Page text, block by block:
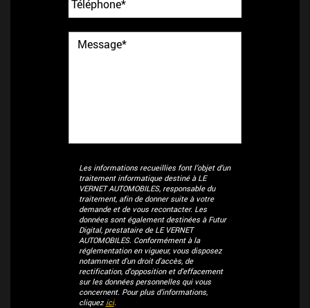
Les informations recueillies font l’objet d’un
traitement informatique destiné àLE
VERNET AUTOMOBILES, responsable du
traitement, afin de donner suite à votre
demande et de vous recontacter. Les
données sont également destinées à Futur
Digital, prestataire de LE VERNET
AUTOMOBILES. Conformément à la
réglementation en vigueur, vous disposez
notamment d'un droit d'accès, de
rectification, d'opposition et d'effacement
sur les données personnelles qui vous
concernent. Pour plus d’informations,
cliquez ici.